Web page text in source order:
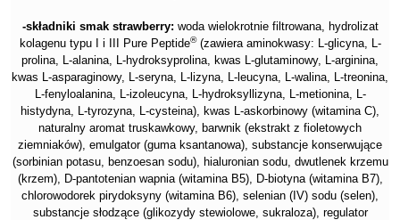
-składniki smak strawberry: woda wielokrotnie filtrowana, hydrolizat
kolagenu typu I i III Pure Peptide®(zawiera aminokwasy: L-glicyna, L-
prolina, L-alanina, L-hydroksyprolina, kwas L-glutaminowy, L-arginina,
kwas L-asparaginowy, L-seryna, L-lizyna, L-leucyna, L-walina, L-treonina,
L-fenyloalanina, L-izoleucyna, L-hydroksyllizyna, L-metionina, L-
histydyna, L-tyrozyna, L-cysteina), kwas L-askorbinowy (witamina C),
naturalny aromat truskawkowy, barwnik (ekstrakt z fioletowych
ziemniaków), emulgator (guma ksantanowa), substancje konserwujące
(sorbinian potasu, benzoesan sodu), hialuronian sodu, dwutlenek krzemu
(krzem), D-pantotenian wapnia (witamina B5), D-biotyna (witamina B7),
chlorowodorek pirydoksyny (witamina B6), selenian (IV) sodu (selen),
substancje słodzące (glikozydy stewiolowe, sukraloza), regulator